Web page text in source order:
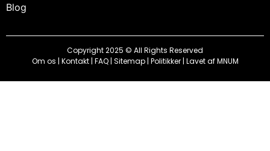
Blog
Copyright 2025 © All Rights Reserved
Om os | Kontakt| FAQ| Sitemap| Politikker| Lavet afMNUM